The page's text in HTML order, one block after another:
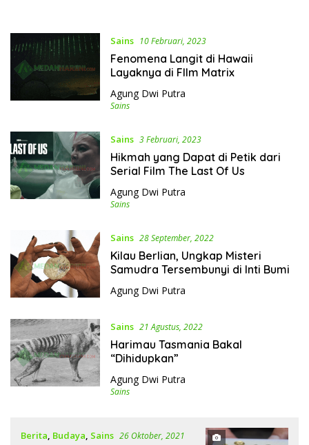
Sains 10 Februari, 2023
Fenomena Langit di Hawaii
Layaknya di FIlm Matrix
Agung Dwi Putra
Sains
Sains 3 Februari, 2023
Hikmah yang Dapat di Petik dari
Serial Film The Last Of Us
Agung Dwi Putra
Sains
Sains 28 September, 2022
Kilau Berlian, Ungkap Misteri
Samudra Tersembunyi di Inti Bumi
Agung Dwi Putra
Sains 21 Agustus, 2022
Harimau Tasmania Bakal
“Dihidupkan”
Agung Dwi Putra
Sains
Berita Budaya Sains 26 Oktober, 2021